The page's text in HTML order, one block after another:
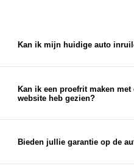
Kan ik mijn huidige auto
auto, die je kunt
nieuwe auto.
Kan ik een proefrit maken
website heb gezien?
eenvoudig inplannen via
Bieden jullie garantie op de